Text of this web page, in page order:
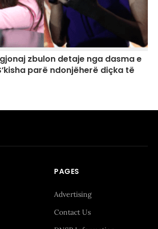
zbulon detaje nga dasma e
parë ndonjëherë diçka të
PAGES
Advertising
Contact Us